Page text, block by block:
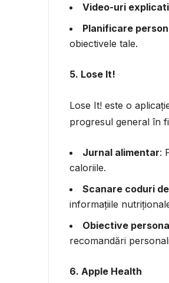
Video-uri
Planificare
obiectivele tale.
5. Lose It!
Lose It! este o
progresul general în
Jurnal alimentar:
caloriile.
Scanare coduri
informațiile
Obiective
recomandări
6. Apple Health